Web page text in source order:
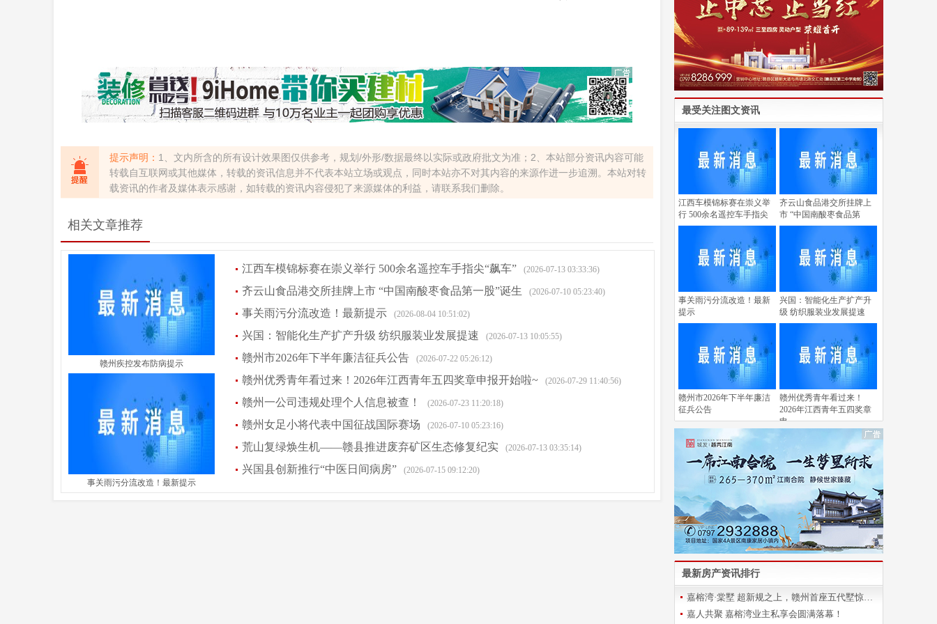
提示声明： 1、文内所含的所有设计效果图仅供参考，规划/外形/数据最终以实际或政府批文为准；2、本站部分资讯内容可能
转载自互联网或其他媒体，转载的资讯信息并不代表本站立场或观点，同时本站亦不对其内容的来源作进一步追溯。本站对转
载资讯的作者及媒体表示感谢，如转载的资讯内容侵犯了来源媒体的利益，请联系我们删除。
相关文章推荐
赣州疾控发布防病提示
事关雨污分流改造！最新提示
江西车模锦标赛在崇义举行 500余名遥控车手指尖“飙车” (2026-07-13 03:33:36)
齐云山食品港交所挂牌上市 “中国南酸枣食品第一股”诞生 (2026-07-10 05:23:40)
事关雨污分流改造！最新提示 (2026-08-04 10:51:02)
兴国：智能化生产扩产升级 纺织服装业发展提速 (2026-07-13 10:05:55)
赣州市2026年下半年廉洁征兵公告 (2026-07-22 05:26:12)
赣州优秀青年看过来！2026年江西青年五四奖章申报开始啦~ (2026-07-29 11:40:56)
赣州一公司违规处理个人信息被查！ (2026-07-23 11:20:18)
赣州女足小将代表中国征战国际赛场 (2026-07-10 05:23:16)
荒山复绿焕生机——赣县推进废弃矿区生态修复纪实 (2026-07-13 03:35:14)
兴国县创新推行“中医日间病房” (2026-07-15 09:12:20)
最受关注图文资讯
江西车模锦标赛在崇义举
行 500余名遥控车手指尖
齐云山食品港交所挂牌上
市 “中国南酸枣食品第
事关雨污分流改造！最新
提示
兴国：智能化生产扩产升
级 纺织服装业发展提速
赣州市2026年下半年廉洁
征兵公告
赣州优秀青年看过来！
2026年江西青年五四奖章
申
最新房产资讯排行
嘉榕湾·棠墅 超新规之上，赣州首座五代墅惊艳登场
嘉人共聚 嘉榕湾业主私享会圆满落幕！